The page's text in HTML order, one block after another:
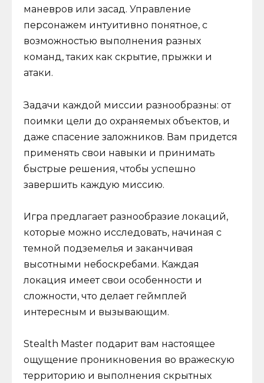
маневров или засад. Управление
персонажем интуитивно понятное, с
возможностью выполнения разных
команд, таких как скрытие, прыжки и
атаки.
Задачи каждой миссии разнообразны: от
поимки цели до охраняемых объектов, и
даже спасение заложников. Вам придется
применять свои навыки и принимать
быстрые решения, чтобы успешно
завершить каждую миссию.
Игра предлагает разнообразие локаций,
которые можно исследовать, начиная с
темной подземелья и заканчивая
высотными небоскребами. Каждая
локация имеет свои особенности и
сложности, что делает геймплей
интересным и вызывающим.
Stealth Master подарит вам настоящее
ощущение проникновения во вражескую
территорию и выполнения скрытных